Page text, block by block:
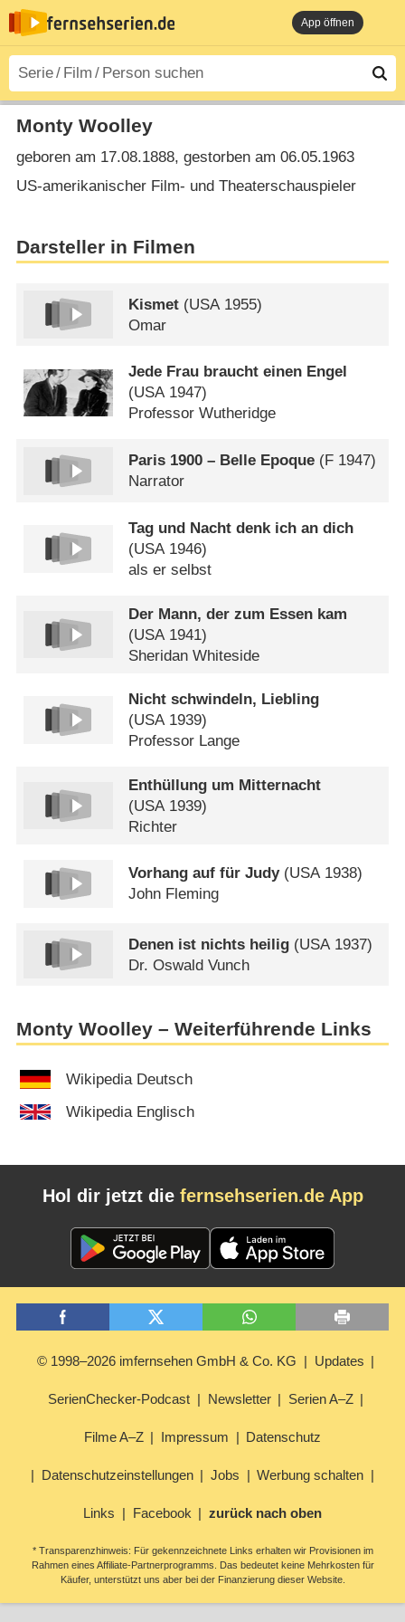
App öffnen
Monty Woolley
geboren am 17.08.1888, gestorben am 06.05.1963
US-amerikanischer Film- und Theaterschauspieler
Darsteller in Filmen
Kismet (USA 1955)
Omar
Jede Frau braucht einen Engel
(USA1947)
Professor Wutheridge
Paris 1900 – Belle Epoque (F 1947)
Narrator
Tag und Nacht denk ich an dich
(USA1946)
als er selbst
Der Mann, der zum Essen kam
(USA 1941)
Sheridan Whiteside
Nicht schwindeln, Liebling
(USA1939)
Professor Lange
Enthüllung um Mitternacht
(USA 1939)
Richter
Vorhang auf für Judy(USA1938)
John Fleming
Denen ist nichts heilig (USA 1937)
Dr. Oswald Vunch
Monty Woolley – Weiterführende Links
Wikipedia Deutsch
Wikipedia Englisch
Hol dir jetzt die fernsehserien.de App
© 1998–2026 imfernsehen GmbH & Co. KG Updates
SerienChecker-Podcast Newsletter Serien A–Z
Filme A–Z Impressum Datenschutz
Datenschutzeinstellungen Jobs Werbung schalten
Links Facebook zurück nach oben
* Transparenzhinweis: Für gekennzeichnete Links erhalten wir Provisionen im
Rahmen eines Affiliate-Partnerprogramms. Das bedeutet keine Mehrkosten für
Käufer, unterstützt uns aber bei der Finanzierung dieser Website.